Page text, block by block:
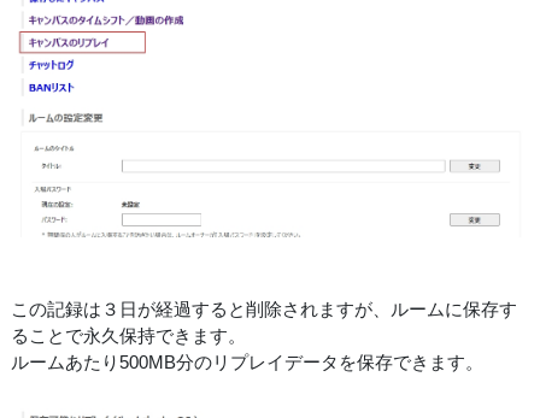
この記録は３日が経過すると削除されますが、ルームに保存す
ることで永久保持できます。
ルームあたり500MB分のリプレイデータを保存できます。